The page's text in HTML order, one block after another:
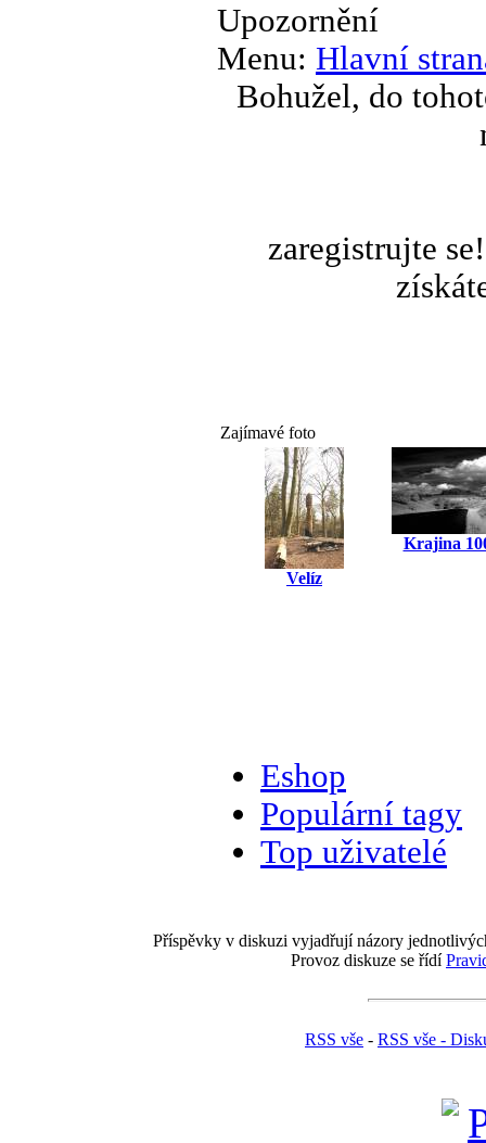
Upozornění
Menu: Hlavní
Bohužel, do
zaregistrujte
Zajímavé foto
Velíz
Krajina
Eshop
Populární tagy
Top uživatelé
Příspěvky v diskuzi vyjadřují názory
Provoz diskuze se řídí
RSS vše - RSS vše -